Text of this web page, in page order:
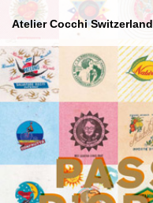
Atelier Cocchi Switzerland